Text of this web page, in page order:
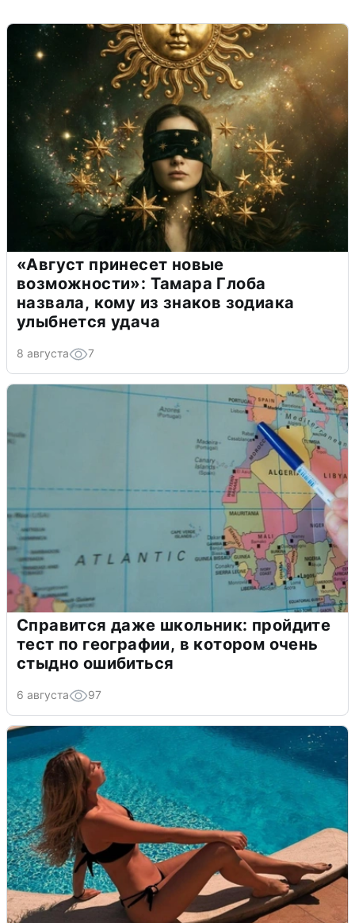
«Август принесет новые
возможности»: Тамара Глоба
назвала, кому из знаков зодиака
улыбнется удача
8 августа 7
Справится даже школьник: пройдите
тест по географии, в котором очень
стыдно ошибиться
6 августа 97